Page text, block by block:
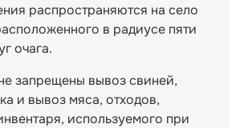
распространяются на село
в радиусе пяти
очага.
запрещены вывоз свиней,
и вывоз мяса, отходов,
используемого при